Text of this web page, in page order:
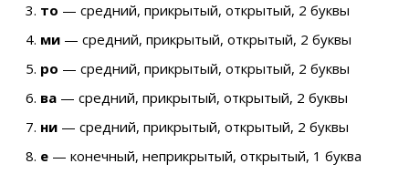
то — средний, прикрытый, открытый, 2 буквы
ми — средний, прикрытый, открытый, 2 буквы
ро — средний, прикрытый, открытый, 2 буквы
ва — средний, прикрытый, открытый, 2 буквы
ни — средний, прикрытый, открытый, 2 буквы
е — конечный, неприкрытый, открытый, 1 буква